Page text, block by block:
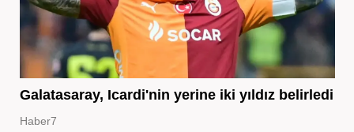
Galatasaray, Icardi'nin yerine iki yıldız belirledi
Haber7